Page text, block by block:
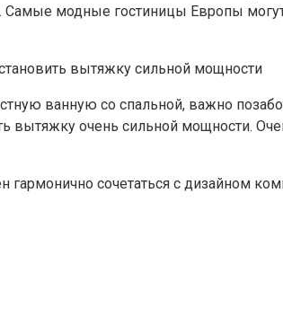
модные гостиницы Европы
ванную со спальной, важно
вытяжку очень сильной мощности.
сочетаться с дизайном